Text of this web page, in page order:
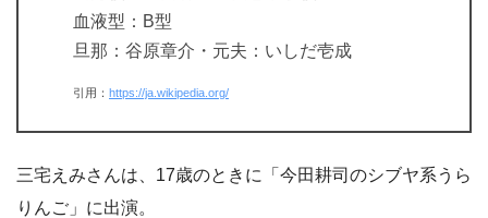
血液型：B型
旦那：谷原章介・元夫：いしだ壱成
引用： https://ja.wikipedia.org/
三宅えみさんは、17歳のときに「今田耕司のシブヤ系うら
りんご」に出演。